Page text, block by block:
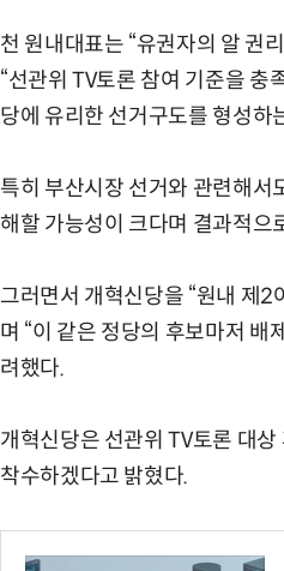
천 원내대표는 “유권자의 알 권
“선관위 TV토론 참여 기준을 충
당에 유리한 선거구도를 형성하
특히 부산시장 선거와 관련해서
해할 가능성이 크다며 결과적으
그러면서 개혁신당을 “원내 제
며 “이 같은 정당의 후보마저 배
려했다.
개혁신당은 선관위 TV토론 대
착수하겠다고 밝혔다.